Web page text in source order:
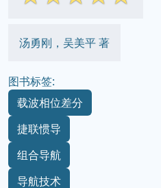
汤勇刚，吴美平 著
图书标签:
载波相位差分
捷联惯导
组合导航
导航技术